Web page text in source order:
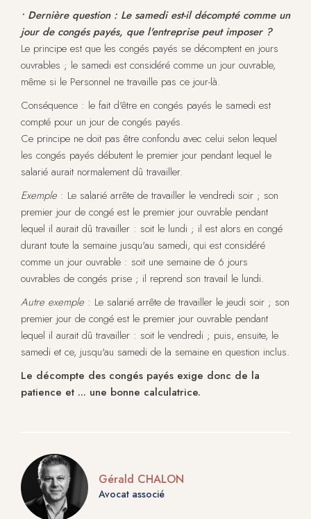
• Dernière question : Le samedi est-il décompté comme un
jour de congés payés, que l'entreprise peut imposer ?
Le principe est que les congés payés se décomptent en jours
ouvrables ; le samedi est considéré comme un jour ouvrable,
même si le Personnel ne travaille pas ce jour-là.
Conséquence : le fait d'être en congés payés le samedi est
compté pour un jour de congés payés.
Ce principe ne doit pas être confondu avec celui selon lequel
les congés payés débutent le premier jour pendant lequel le
salarié aurait normalement dû travailler.
Exemple : Le salarié arrête de travailler le vendredi soir ; son
premier jour de congé est le premier jour ouvrable pendant
lequel il aurait dû travailler : soit le lundi ; il est alors en congé
durant toute la semaine jusqu'au samedi, qui est considéré
comme un jour ouvrable : soit une semaine de 6 jours
ouvrables de congés prise ; il reprend son travail le lundi.
Autre exemple : Le salarié arrête de travailler le jeudi soir ; son
premier jour de congé est le premier jour ouvrable pendant
lequel il aurait dû travailler : soit le vendredi ; puis, ensuite, le
samedi et ce, jusqu'au samedi de la semaine en question inclus.
Le décompte des congés payés exige donc de la
patience et ... une bonne calculatrice.
Gérald CHALON
Avocat associé